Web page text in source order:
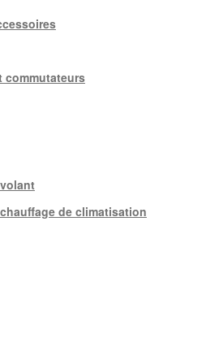
commutateurs
de climatisation